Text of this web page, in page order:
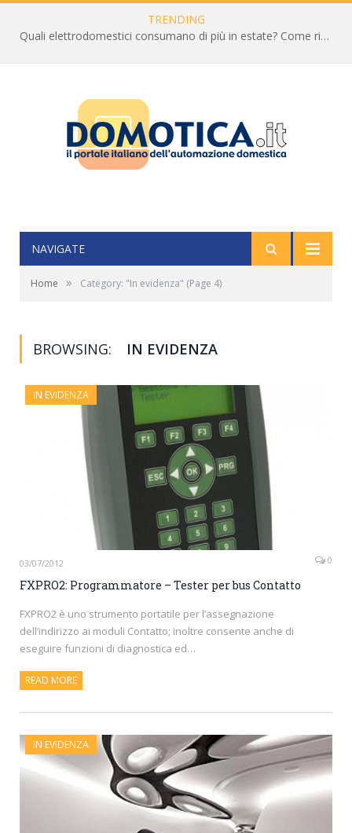
TRENDING
Quali elettrodomestici consumano di più in estate? Come ridurre la bolletta
NAVIGATE
Home » Category: "In evidenza" (Page 4)
BROWSING: IN EVIDENZA
IN EVIDENZA
03/07/2012 0
FXPRO2: Programmatore – Tester per bus Contatto
FXPRO2 è uno strumento portatile per l’assegnazione
dell’indirizzo ai moduli Contatto; inoltre consente anche di
eseguire funzioni di diagnostica ed…
READ MORE
IN EVIDENZA